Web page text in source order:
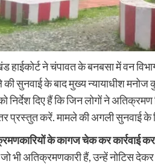
हाईकोर्ट ने चंपावत के बनबसा में वन
सुनवाई के बाद मुख्य न्यायाधीश मनोज
निर्देश दिए हैं कि जिन लोगों ने
प्रस्तुत करें. मामले की अगली सुनवाई के
के कागज चेक कर कार्रवाई
भी अतिक्रमणकारी हैं, उन्हें नोटिस